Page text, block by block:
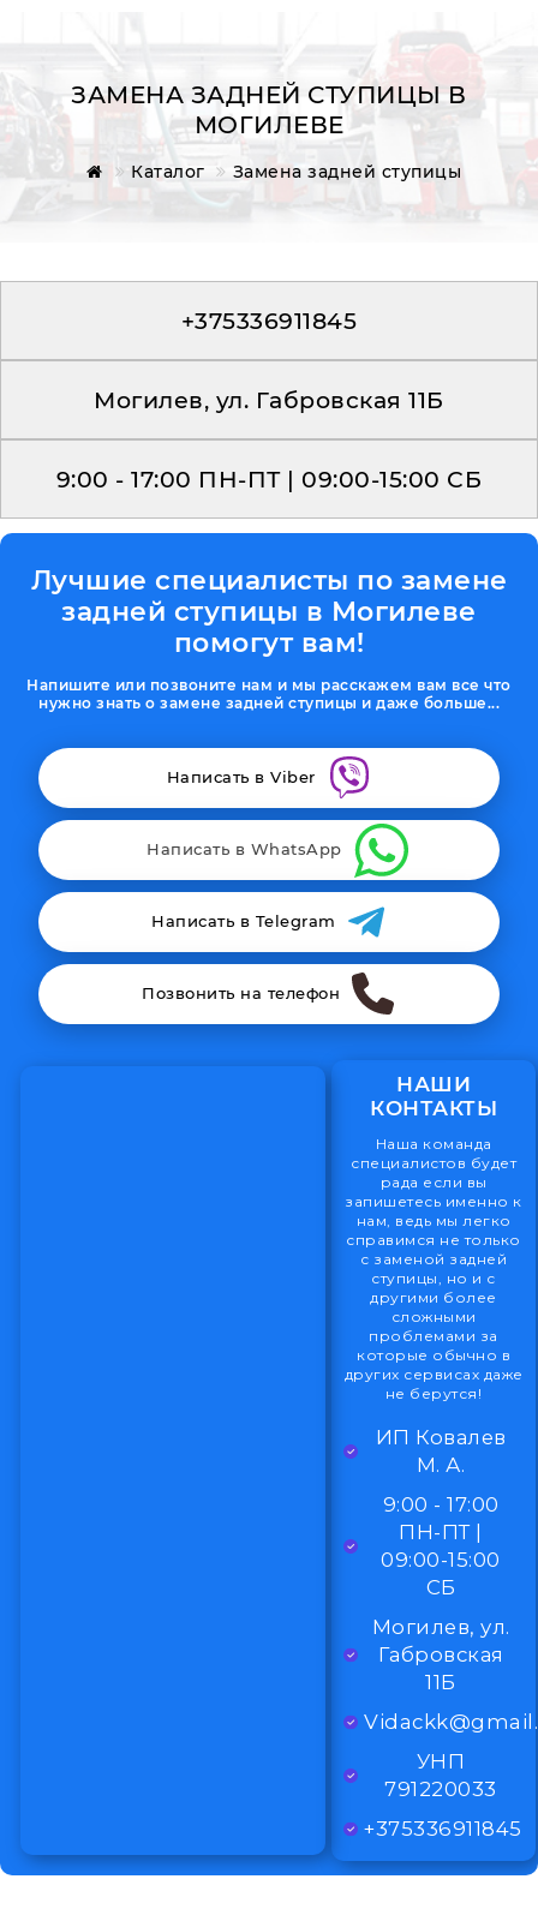
Главная
Обратная связь
ЗАМЕНА ЗАДНЕЙ СТУПИЦЫ В
МОГИЛЕВЕ
Каталог Замена задней ступицы
+375336911845
Могилев, ул. Габровская 11Б
9:00 - 17:00 ПН-ПТ | 09:00-15:00 СБ
Лучшие специалисты по замене
задней ступицы в Могилеве
помогут вам!
Напишите или позвоните нам и мы расскажем вам все что
нужно знать о замене задней ступицы и даже больше...
Написать в Viber
Написать в WhatsApp
Написать в Telegram
Позвонить на телефон
НАШИ
КОНТАКТЫ
Наша команда
специалистов будет
рада если вы
запишетесь именно к
нам, ведь мы легко
справимся не только
с заменой задней
ступицы, но и с
другими более
сложными
проблемами за
которые обычно в
других сервисах даже
не берутся!
ИП Ковалев
М. А.
9:00 - 17:00
ПН-ПТ |
09:00-15:00
СБ
Могилев, ул.
Габровская
11Б
УНП
791220033
+375336911845